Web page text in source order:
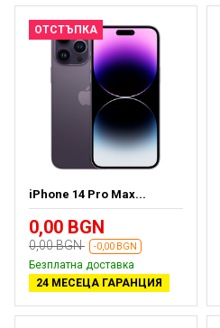
ОТСТЪПКА
iPhone 14 Pro Max...
0,00 BGN
0,00 BGN -0,00 BGN
Безплатна доставка
24 МЕСЕЦА ГАРАНЦИЯ